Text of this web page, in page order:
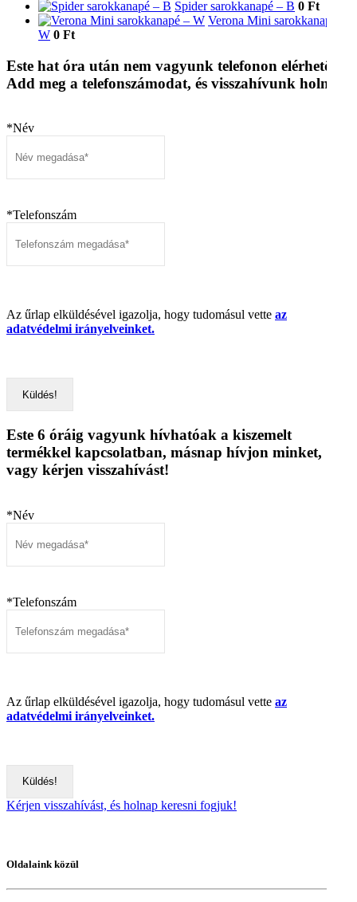
Spider sarokkanapé – B 0 Ft
Verona Mini sarokkanapé –
W 0 Ft
Este hat óra után nem vagyunk telefonon elérhetők.
Add meg a telefonszámodat, és visszahívunk holnap!
*Név
*Telefonszám
Az űrlap elküldésével igazolja, hogy tudomásul vette az
adatvédelmi irányelveinket.
Este 6 óráig vagyunk hívhatóak a kiszemelt
termékkel kapcsolatban, másnap hívjon minket,
vagy kérjen visszahívást!
*Név
*Telefonszám
Az űrlap elküldésével igazolja, hogy tudomásul vette az
adatvédelmi irányelveinket.
Kérjen visszahívást, és holnap keresni fogjuk!
Oldalaink közül